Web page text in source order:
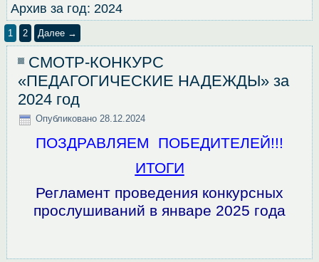
Архив за год: 2024
1 2 Далее →
СМОТР-КОНКУРС
«ПЕДАГОГИЧЕСКИЕ НАДЕЖДЫ» за
2024 год
Опубликовано 28.12.2024
ПОЗДРАВЛЯЕМ ПОБЕДИТЕЛЕЙ!!!
ИТОГИ
Регламент проведения конкурсных
прослушиваний в январе 2025 года